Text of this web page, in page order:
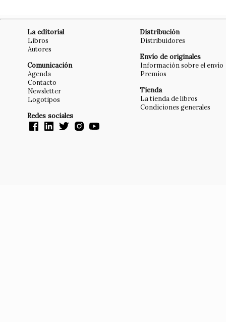
La editorial
Libros
Autores
Comunicación
Agenda
Contacto
Newsletter
Logotipos
Redes sociales
Distribución
Distribuidores
Envío de originales
Información sobre el envío
Premios
Tienda
La tienda de libros
Condiciones generales